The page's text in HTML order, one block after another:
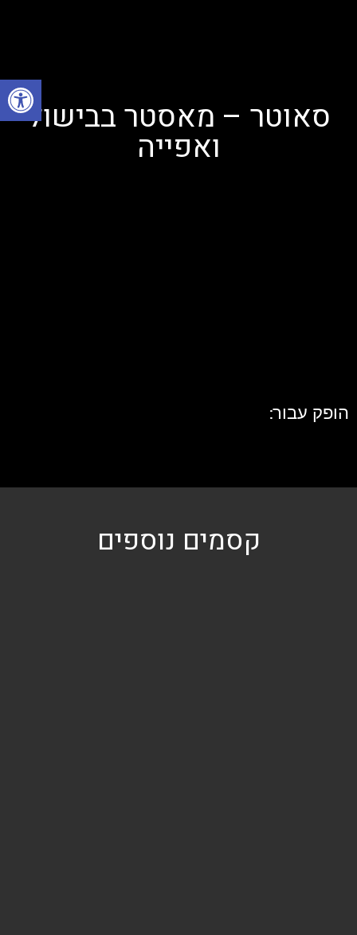
סאוטר – מאסטר בבישול
ואפייה
הופק עבור:
קסמים נוספים